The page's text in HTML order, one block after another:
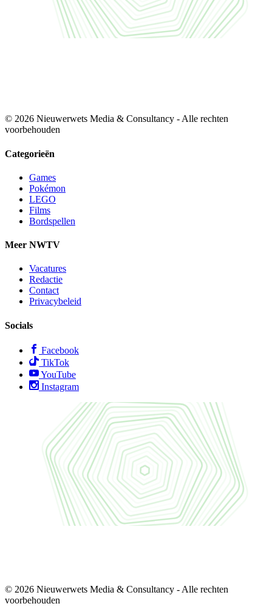
© 2026 Nieuwerwets Media & Consultancy - Alle rechten
voorbehouden
Categorieën
Games
Pokémon
LEGO
Films
Bordspellen
Meer NWTV
Vacatures
Redactie
Contact
Privacybeleid
Socials
Facebook
TikTok
YouTube
Instagram
© 2026 Nieuwerwets Media & Consultancy - Alle rechten
voorbehouden